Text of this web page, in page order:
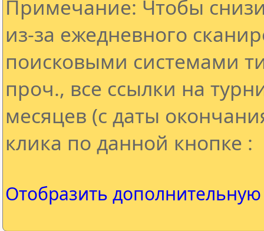
Примечание: Чтобы
из-за ежедневного
поисковыми системами
проч., все ссылки на
месяцев (с даты
клика по данной кнопке :
Отобразить